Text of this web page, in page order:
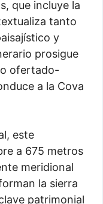
que incluye la
tanto
y
prosigue
ofertado-
a la Cova
este
a 675 metros
meridional
la sierra
patrimonial